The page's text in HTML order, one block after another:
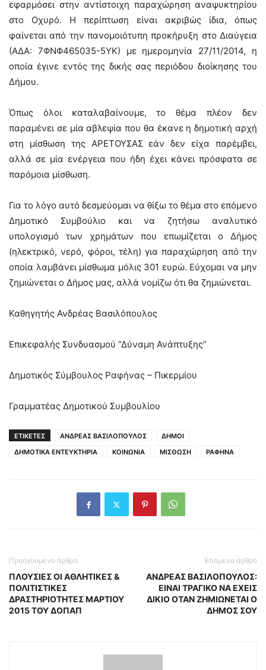
εφαρμόσει στην αντίστοιχη παραχώρηση αναψυκτηρίου
στο Οχυρό. Η περίπτωση είναι ακριβώς ίδια, όπως
φαίνεται από την πανομοιότυπη προκήρυξη στο Διαύγεια
(ΑΔΑ: 7ΦΝΦ465035-5ΥΚ) με ημερομηνία 27/11/2014, η
οποία έγινε εντός της δικής σας περιόδου διοίκησης του
Δήμου.
Όπως όλοι καταλαβαίνουμε, το θέμα πλέον δεν
παραμένει σε μία αβλεψία που θα έκανε η δημοτική αρχή
στη μίσθωση της ΑΡΕΤΟΥΣΑΣ εάν δεν είχα παρέμβει,
αλλά σε μία ενέργεια που ήδη έχει κάνει πρόσφατα σε
παρόμοια μίσθωση.
Για το λόγο αυτό δεσμεύομαι να θίξω το θέμα στο επόμενο
Δημοτικό Συμβούλιο και να ζητήσω αναλυτικό
υπολογισμό των χρημάτων που επωμίζεται ο Δήμος
(ηλεκτρικό, νερό, φόροι, τέλη) για παραχώρηση από την
οποία λαμβάνει μίσθωμα μόλις 301 ευρώ. Εύχομαι να μην
ζημιώνεται ο Δήμος μας, αλλά νομίζω ότι θα ζημιώνεται.
Καθηγητής Ανδρέας Βασιλόπουλος
Επικεφαλής Συνδυασμού “Δύναμη Ανάπτυξης”
Δημοτικός Σύμβουλος Ραφήνας – Πικερμίου
Γραμματέας Δημοτικού Συμβουλίου
ΕΤΙΚΕΤΕΣ ΑΝΔΡΕΑΣ ΒΑΣΙΛΟΠΟΥΛΟΣ
ΔΗΜΟΙ
ΔΗΜΟΤΙΚΑ ΕΝΤΕΥΚΤΗΡΙΑ
ΚΟΙΝΩΝΙΑ ΜΙΣΘΩΣΗ ΡΑΦΗΝΑ
Προηγούμενο άρθρο
ΠΛΟΥΣΙΕΣ ΟΙ ΑΘΛΗΤΙΚΕΣ &
ΠΟΛΙΤΙΣΤΙΚΕΣ
ΔΡΑΣΤΗΡΙΟΤΗΤΕΣ ΜΑΡΤΙΟΥ
2015 ΤΟΥ ΔΟΠΑΠ
Επόμενο άρθρο
ΑΝΔΡΕΑΣ ΒΑΣΙΛΟΠΟΥΛΟΣ:
ΕΙΝΑΙ ΤΡΑΓΙΚΟ ΝΑ ΕΧΕΙΣ
ΔΙΚΙΟ ΟΤΑΝ ΖΗΜΙΩΝΕΤΑΙ Ο
ΔΗΜΟΣ ΣΟΥ